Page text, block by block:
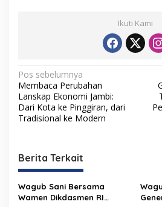
Ikuti Kami
N
a
v
i
a
s
i
Pos sebelumnya
Membaca Perubahan
Lanskap Ekonomi Jambi:
Dari Kota ke Pinggiran, dari
Tradisional ke Modern
Berita Terkait
Wagub Sani Bersama
Wamen Dikdasmen RI